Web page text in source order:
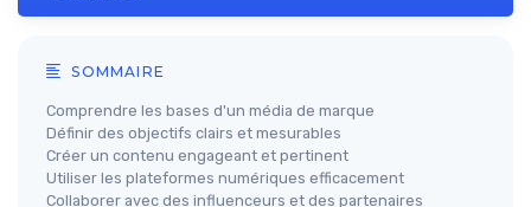
SOMMAIRE
Comprendre les bases d'un média de marque
Définir des objectifs clairs et mesurables
Créer un contenu engageant et pertinent
Utiliser les plateformes numériques efficacement
Collaborer avec des influenceurs et des partenaires